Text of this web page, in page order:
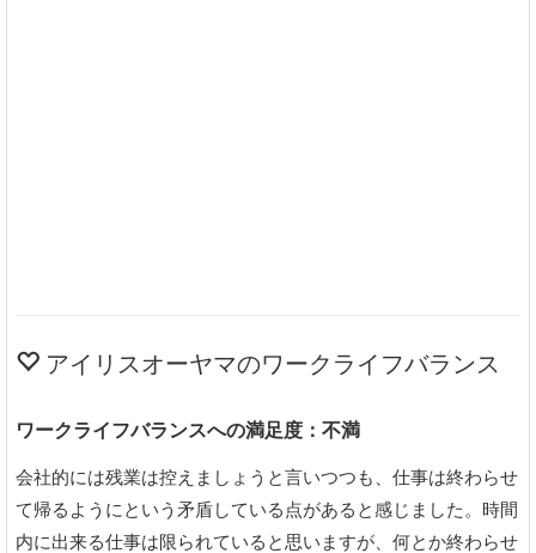
アイリスオーヤマのワークライフバランス
ワークライフバランスへの満足度：不満
会社的には残業は控えましょうと言いつつも、仕事は終わらせ
て帰るようにという矛盾している点があると感じました。時間
内に出来る仕事は限られていると思いますが、何とか終わらせ